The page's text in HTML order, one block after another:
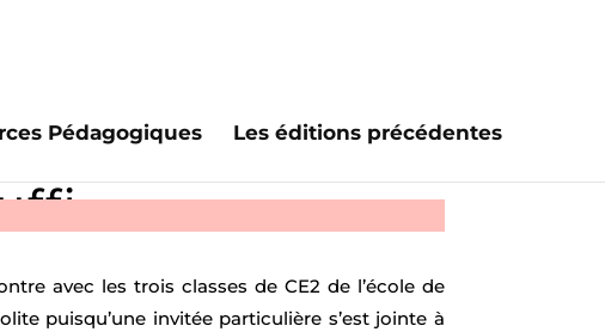
Pédagogiques Les éditions précédentes
avec les trois classes de CE2 de l’école de
puisqu’une invitée particulière s’est jointe à